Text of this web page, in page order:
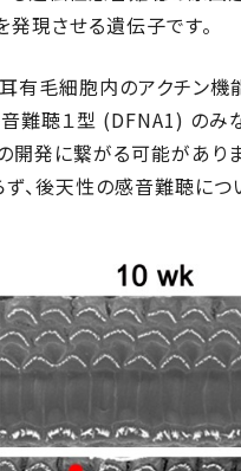
現させる遺伝子です。
有毛細胞内のアクチン
難聴１型 (DFNA1) のみ
発に繋がる可能がありま
ず、後天性の感音難聴に